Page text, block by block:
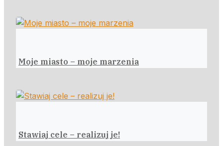
Moje miasto – moje marzenia
Stawiaj cele – realizuj je!